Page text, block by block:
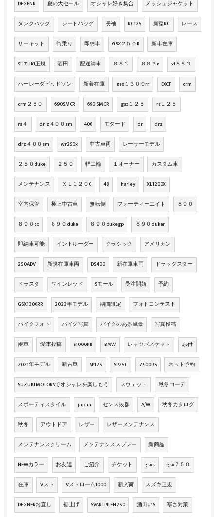
DEGENR 夏の大セール オシャレ好き集合 メッシュジャケット
タンクバッグ シートバッグ 長袖 RC125 新型RC レース
サーキット 街乗り 即納車 GSX２５０R 新車在庫
SUZUKI正規 酒田 配送納車 ８８３ ８８３n xl８８３
ハーレーダビッドソン 新着在庫 gsx１３００rr EXCF crm
crm２５０ 690SMCR 690 SMCR gsx１２５ rs１２５
rs４ dr-z４００sm 400 モタード dr drz
drz４００sm wr250x 中古車両 レーサーモデル
２５０duke ２５０ 軽二輪 １オーナー カスタム車
メンテナンス ＸＬ１２０0 48 harley XL1200X
室内保管 極上中古車 無転倒 フォーティーエイト ８９０
８９０cc ８９０duke ８９０dukegp ８９０duker
即納車可能 イントルーダー クラシック アメリカン
250ADV 新規在庫車両 DS400 新在庫車両 ドラッグスター
ドラスタ ワインレッド Sモール 受注開始 予約
GSX1300RR 2023年モデル 期間限定 フォトコンテスト
バイクフォト バイク写真 バイクのある風景 写真投稿
愛車 愛車投稿 S1000RR BMW レッツバスケット 原付
2021年モデル 新古車 SP125 SP250 Z900RS ネット予約
SUZUKI MOTORSでオシャレを楽しもう スウェット 秋冬コーデ
スポーティスタイル japan センス抜群 A/W 秋冬カタログ
秋冬 アウトドア レザー レザーメンテナンス
メンテナンスクリーム メンテナンススプレー 新商品
NEWカラー お友達 ご紹介 チケット gsxs gsx７５０
在庫 Vスト Vストローム1000 新入荷 スズキ正規
DEGNERお直し 裾上げ SVARTPILEN250 酒田いS 寒さ対策